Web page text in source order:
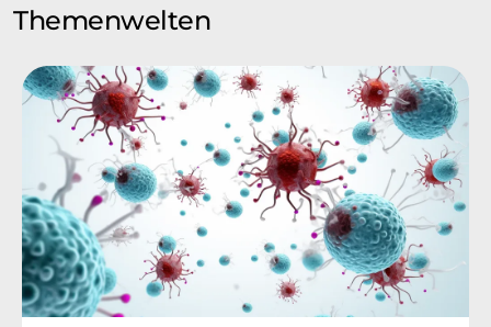
Themenwelten